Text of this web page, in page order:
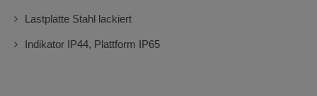
Lastplatte Stahl lackiert
Indikator IP44, Plattform IP65